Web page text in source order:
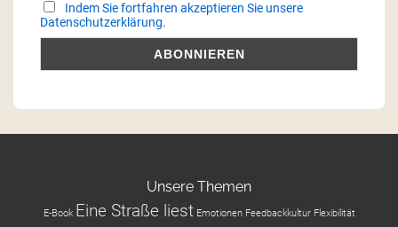
Indem Sie fortfahren akzeptieren Sie unsere
Datenschutzerklärung.
Unsere Themen
E-Book Eine Straße liest Emotionen Feedbackkultur Flexibilität